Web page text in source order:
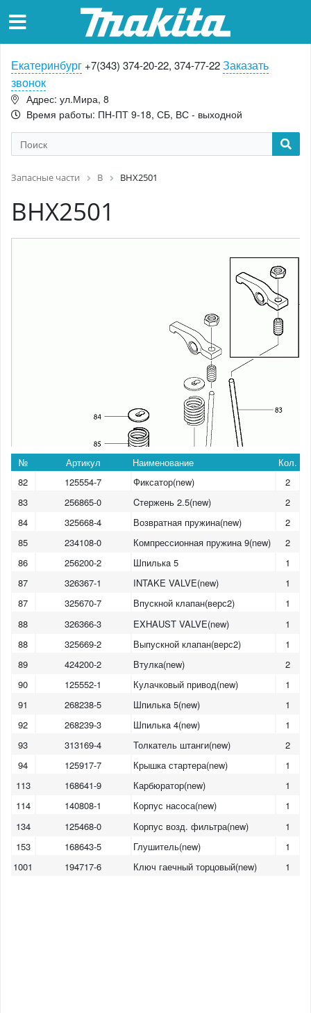
Екатеринбург +7(343) 374-20-22, 374-77-22Заказать
звонок
Адрес: ул.Мира, 8
Время работы: ПН-ПТ 9-18, СБ, ВС - выходной
Запасные части B BHX2501
BHX2501
№ Артикул Наименование
Кол.
82
125554-7 Фиксатор(new)
2
83
256865-0 Cтержень 2.5(new)
2
84
325668-4 Возвратная пружина(new)
2
85
234108-0 Компрессионная пружина 9(new)
2
86
256200-2 Шпилькa 5
1
87
326367-1 INTAKE VALVE(new)
1
87
325670-7 Впускной клапан(верс2)
1
88
326366-3 EXHAUST VALVE(new)
1
88
325669-2 Выпускной клапан(верс2)
1
89
424200-2 Втулка(new)
2
90
125552-1 Кулачковый привод(new)
1
91
268238-5 Шпилькa 5(new)
1
92
268239-3 Шпилькa 4(new)
1
93
313169-4 Толкатель штанги(new)
2
94
125917-7 Крышка стартера(new)
1
113
168641-9 Карбюратор(new)
1
114
140808-1 Корпус насоса(new)
1
134
125468-0 Корпус возд. фильтра(new)
1
153
168643-5 Глушитель(new)
1
1001
194717-6 Ключ гаечный торцовый(new) 1